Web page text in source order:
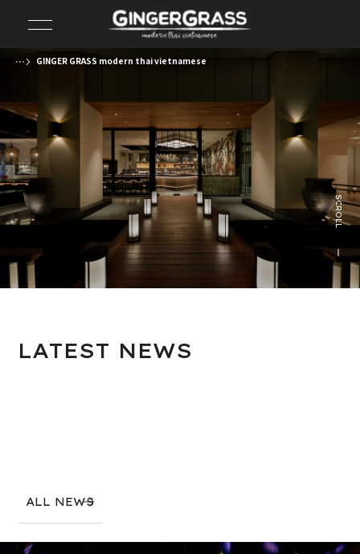
GINGER GRASS modern thai vietnamese
SCROLL
LATEST NEWS
ALL NEWS
前の画像 次の画像